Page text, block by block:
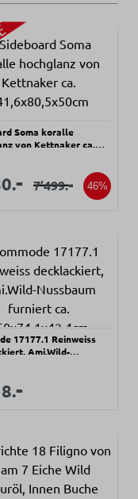
Soma koralle
von Kettnaker ca.
Verkaufspreis:
- Regulärer Preis:
7’499.- 46%
17177.1 Reinweiss
Ami.Wild-
-